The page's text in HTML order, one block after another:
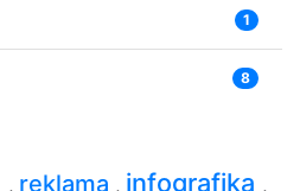
1
8
, reklama , infografika ,